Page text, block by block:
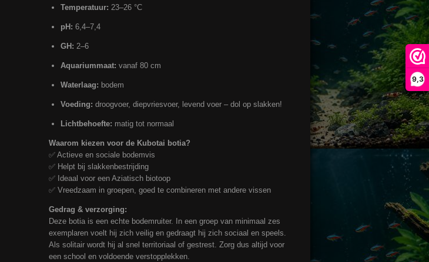
9,3
Temperatuur: 23–26 °C
pH: 6,4–7,4
GH: 2–6
Aquariummaat: vanaf 80 cm
Waterlaag: bodem
Voeding: droogvoer, diepvriesvoer, levend voer – dol op slakken!
Lichtbehoefte: matig tot normaal
Waarom kiezen voor de Kubotai botia?
✅ Actieve en sociale bodemvis
✅ Helpt bij slakkenbestrijding
✅ Ideaal voor een Aziatisch biotoop
✅ Vreedzaam in groepen, goed te combineren met andere vissen
Gedrag & verzorging:
Deze botia is een echte bodemruiter. In een groep van minimaal zes
exemplaren voelt hij zich veilig en gedraagt hij zich sociaal en speels.
Als solitair wordt hij al snel territoriaal of gestrest. Zorg dus altijd voor
een school en voldoende verstopplekken.